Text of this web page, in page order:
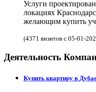
Услуги
локациях
желающим купить
(4371 визитов с 05-01-
Деятельность
Купить квартиру в